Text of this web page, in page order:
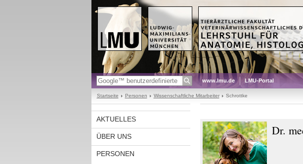
www.lmu.de LMU-Portal
Startseite Personen Wissenschaftliche Mitarbeiter Schrottke
AKTUELLES
ÜBER UNS
PERSONEN
Dr.